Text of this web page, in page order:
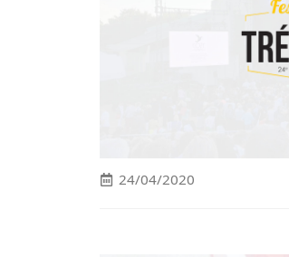
24/04/2020